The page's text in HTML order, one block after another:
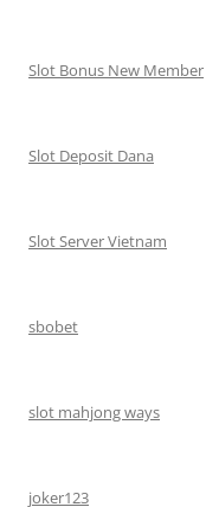
Slot Bonus New Member
Slot Deposit Dana
Slot Server Vietnam
sbobet
slot mahjong ways
joker123